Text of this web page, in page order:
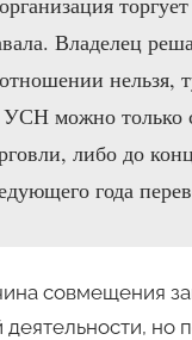
Владелец
нельзя,
можно только
либо до
года
совмещения
но